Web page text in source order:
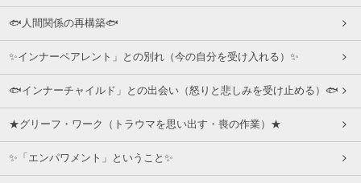
🐟人間関係の再構築🐟
✨インナーペアレント」との別れ（今の自分を受け入れる）✨
🐟インナーチャイルド」との出会い（怒りと悲しみを受け止める）🐟
★グリーフ・ワーク（トラウマを思い出す・喪の作業）★
✨「エンパワメント」ということ✨